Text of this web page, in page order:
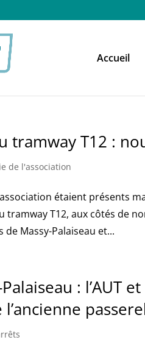
Accueil
tramway T12 :
de l'association
étaient présents
tramway T12, aux côtés de
Massy-Palaiseau et...
: l’AUT